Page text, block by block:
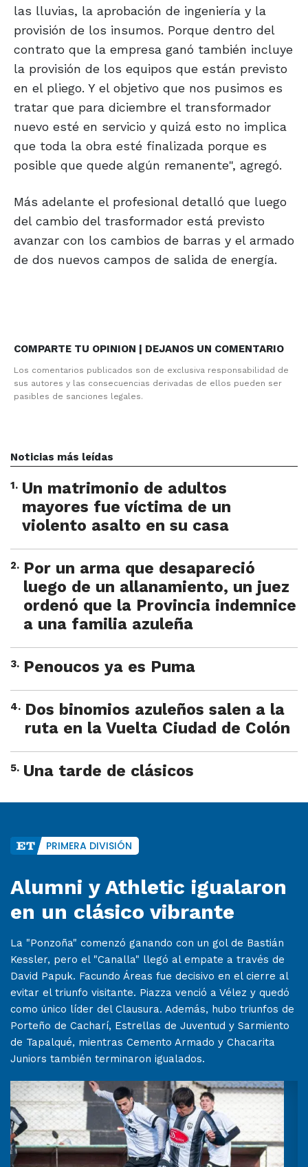
las lluvias, la aprobación de ingeniería y la
provisión de los insumos. Porque dentro del
contrato que la empresa ganó también incluye
la provisión de los equipos que están previsto
en el pliego. Y el objetivo que nos pusimos es
tratar que para diciembre el transformador
nuevo esté en servicio y quizá esto no implica
que toda la obra esté finalizada porque es
posible que quede algún remanente", agregó.
Más adelante el profesional detalló que luego
del cambio del trasformador está previsto
avanzar con los cambios de barras y el armado
de dos nuevos campos de salida de energía.
COMPARTE TU OPINION | DEJANOS UN COMENTARIO
Los comentarios publicados son de exclusiva responsabilidad de
sus autores y las consecuencias derivadas de ellos pueden ser
pasibles de sanciones legales.
Noticias más leídas
1. Un matrimonio de adultos
mayores fue víctima de un
violento asalto en su casa
2. Por un arma que desapareció
luego de un allanamiento, un juez
ordenó que la Provincia indemnice
a una familia azuleña
3. Penoucos ya es Puma
4. Dos binomios azuleños salen a la
ruta en la Vuelta Ciudad de Colón
5. Una tarde de clásicos
PRIMERA DIVISIÓN
Alumni y Athletic igualaron
en un clásico vibrante
La "Ponzoña" comenzó ganando con un gol de Bastián
Kessler, pero el "Canalla" llegó al empate a través de
David Papuk. Facundo Áreas fue decisivo en el cierre al
evitar el triunfo visitante. Piazza venció a Vélez y quedó
como único líder del Clausura. Además, hubo triunfos de
Porteño de Cacharí, Estrellas de Juventud y Sarmiento
de Tapalqué, mientras Cemento Armado y Chacarita
Juniors también terminaron igualados.